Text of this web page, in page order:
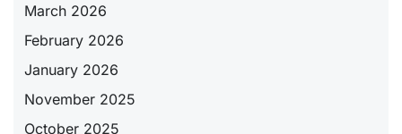
March 2026
February 2026
January 2026
November 2025
October 2025